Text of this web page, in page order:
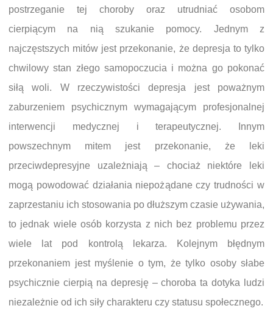
postrzeganie tej choroby oraz utrudniać osobom
cierpiącym na nią szukanie pomocy. Jednym z
najczęstszych mitów jest przekonanie, że depresja to tylko
chwilowy stan złego samopoczucia i można go pokonać
siłą woli. W rzeczywistości depresja jest poważnym
zaburzeniem psychicznym wymagającym profesjonalnej
interwencji medycznej i terapeutycznej. Innym
powszechnym mitem jest przekonanie, że leki
przeciwdepresyjne uzależniają – chociaż niektóre leki
mogą powodować działania niepożądane czy trudności w
zaprzestaniu ich stosowania po dłuższym czasie używania,
to jednak wiele osób korzysta z nich bez problemu przez
wiele lat pod kontrolą lekarza. Kolejnym błędnym
przekonaniem jest myślenie o tym, że tylko osoby słabe
psychicznie cierpią na depresję – choroba ta dotyka ludzi
niezależnie od ich siły charakteru czy statusu społecznego.